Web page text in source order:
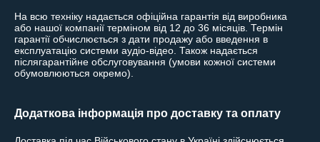
На всю техніку надається офіційна гарантія від виробника
або нашої компанії терміном від 12 до 36 місяців. Термін
гарантії обчислюється з дати продажу або введення в
експлуатацію системи аудіо-відео. Також надається
післягарантійне обслуговування (умови кожної системи
обумовлюються окремо).
Додаткова інформація про доставку та оплату